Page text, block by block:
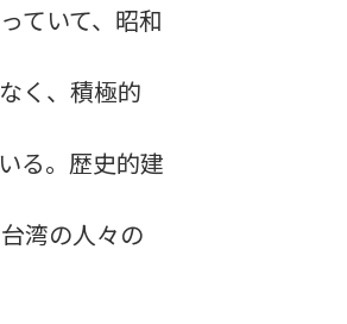
ていて、昭和
く、積極的
る。歴史的建
湾の人々の